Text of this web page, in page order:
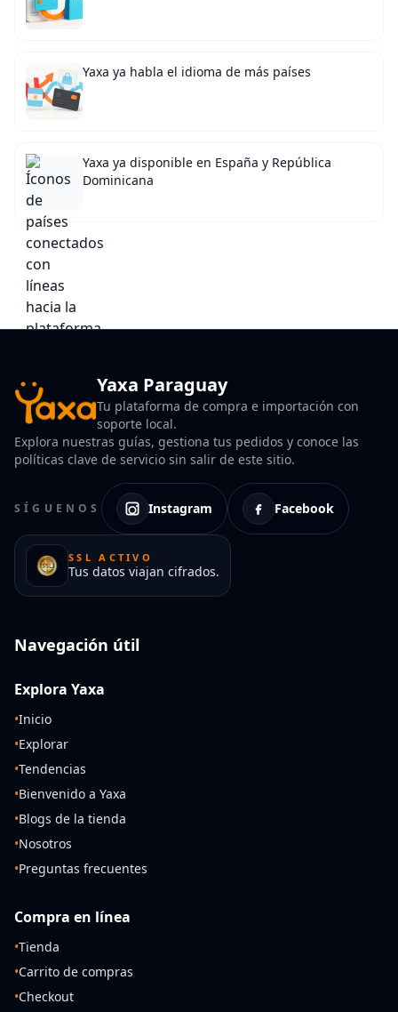
Yaxa ya habla el idioma de más países
Yaxa ya disponible en España y República
Dominicana
Yaxa Paraguay
Tu plataforma de compra e importación con
soporte local.
Explora nuestras guías, gestiona tus pedidos y conoce las
políticas clave de servicio sin salir de este sitio.
SÍGUENOS Instagram Facebook
SSL ACTIVO
Tus datos viajan cifrados.
Navegación útil
Explora Yaxa
•Inicio
•Explorar
•Tendencias
•Bienvenido a Yaxa
•Blogs de la tienda
•Nosotros
•Preguntas frecuentes
Compra en línea
•Tienda
•Carrito de compras
•Checkout